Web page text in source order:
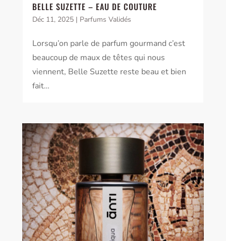
BELLE SUZETTE – EAU DE COUTURE
Déc 11, 2025| Parfums Validés
Lorsqu’on parle de parfum gourmand c’est
beaucoup de maux de têtes qui nous
viennent, Belle Suzette reste beau et bien
fait…